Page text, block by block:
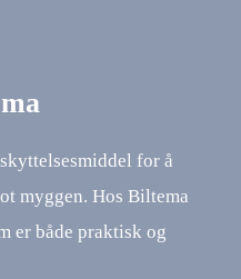
for å
myggen. Hos Biltema
er både praktisk og